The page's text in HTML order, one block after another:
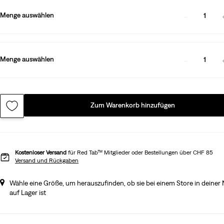
Menge auswählen 1
Menge auswählen 1
Zum Warenkorb hinzufügen
Kostenloser Versand für Red Tab™ Mitglieder oder Bestellungen über CHF 85
Versand und Rückgaben
Wähle eine Größe, um herauszufinden, ob sie bei einem Store in deiner
auf Lager ist